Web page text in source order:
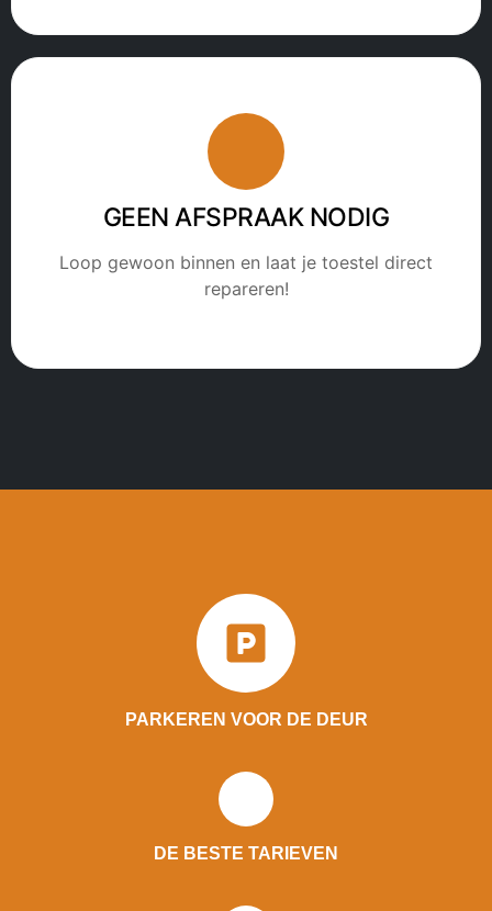
GEEN AFSPRAAK NODIG
Loop gewoon binnen en laat je toestel direct
repareren!
PARKEREN VOOR DE DEUR
DE BESTE TARIEVEN